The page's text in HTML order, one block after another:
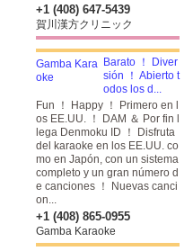
+1 (408) 647-5439
賀川漢方クリニック
Barato ！ Diver
sión ！ Abierto t
odos los d...
Fun ！ Happy ！ Primero en l
os EE.UU. ！ DAM ＆ Por fin l
lega Denmoku ID ！
Disfruta
del karaoke en los EE.UU. co
mo en Japón, con un sistema
completo y un gran número d
e canciones ！ Nuevas canci
on...
+1 (408) 865-0955
Gamba Karaoke